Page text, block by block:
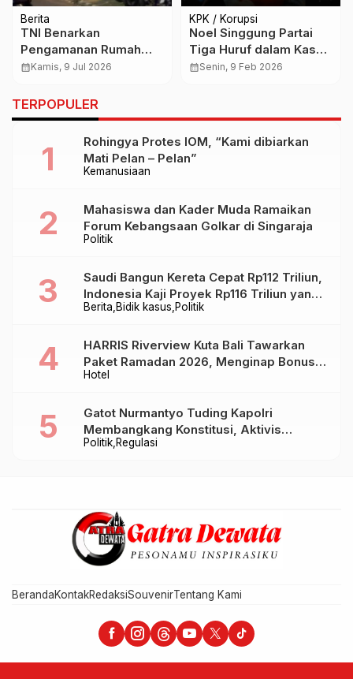
Berita
TNI Benarkan
Pengamanan Rumah
Jampidsus Febrie
Tak Berkaitan dengan
Penggeledahan Polri
calendar_monthKamis, 9 Jul 2026
KPK / Korupsi
Noel Singgung Partai
Tiga Huruf dalam Kasus
Pemerasan Sertifikat K3
calendar_monthSenin, 9 Feb 2026
TERPOPULER
Kemanusiaan
Rohingya Protes IOM, “Kami dibiarkan
Mati Pelan – Pelan”
Politik
Mahasiswa dan Kader Muda Ramaikan
Forum Kebangsaan Golkar di Singaraja
Berita Bidik kasus Politik
Saudi Bangun Kereta Cepat Rp112 Triliun,
Indonesia Kaji Proyek Rp116 Triliun yang
Baru Sampai Bandung
Hotel
HARRIS Riverview Kuta Bali Tawarkan
Paket Ramadan 2026, Menginap Bonus
Takjil hingga Bukber Mulai Rp88.888
Politik Regulasi
Gatot Nurmantyo Tuding Kapolri
Membangkang Konstitusi, Aktivis
Tegaskan Polri Tak Punya Sejarah
BerandaKontakRedaksiSouvenirTentang Kami